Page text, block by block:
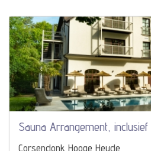
Sauna Arrangement, inclusief
Corsendonk Hooge Heyde